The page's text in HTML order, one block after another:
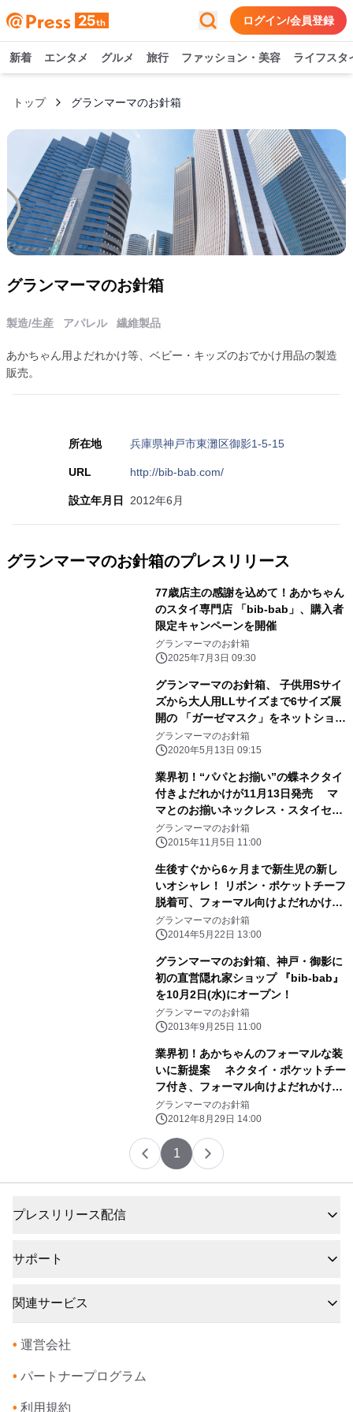
ログイン/会員登録
新着 エンタメ グルメ 旅行 ファッション・美容 ライフスタ
トップ グランマーマのお針箱
グランマーマのお針箱
製造/生産 アパレル 繊維製品
あかちゃん用よだれかけ等、ベビー・キッズのおでかけ用品の製造
販売。
所在地 兵庫県神戸市東灘区御影1-5-15
URL http://bib-bab.com/
設立年月日 2012年6月
グランマーマのお針箱のプレスリリース
77歳店主の感謝を込めて！あかちゃん
のスタイ専門店 「bib-bab」、購入者
限定キャンペーンを開催
グランマーマのお針箱
2025年7月3日 09:30
グランマーマのお針箱、 子供用Sサイ
ズから大人用LLサイズまで6サイズ展
開の 「ガーゼマスク」をネットショッ
プにて5月13日に発売！
グランマーマのお針箱
2020年5月13日 09:15
業界初！“パパとお揃い”の蝶ネクタイ
付きよだれかけが11月13日発売 マ
マとのお揃いネックレス・スタイセッ
トもリニューアル ～発売記念で交換
用ネクタイまたはリボンのプレゼント
グランマーマのお針箱
2015年11月5日 11:00
生後すぐから6ヶ月まで新生児の新し
いオシャレ！ リボン・ポケットチーフ
脱着可、フォーマル向けよだれかけ新
発売
グランマーマのお針箱
2014年5月22日 13:00
グランマーマのお針箱、神戸・御影に
初の直営隠れ家ショップ 『bib-bab』
を10月2日(水)にオープン！
グランマーマのお針箱
2013年9月25日 11:00
業界初！あかちゃんのフォーマルな装
いに新提案 ネクタイ・ポケットチー
フ付き、フォーマル向けよだれかけ
新発売
グランマーマのお針箱
2012年8月29日 14:00
1
プレスリリース配信
サポート
関連サービス
• 運営会社
• パートナープログラム
• 利用規約